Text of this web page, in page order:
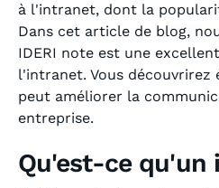
à l'intranet, dont la
Dans cet article de blog,
IDERI note est une
l'intranet. Vous découvrirez
peut améliorer la
entreprise.
Qu'est-ce qu'un